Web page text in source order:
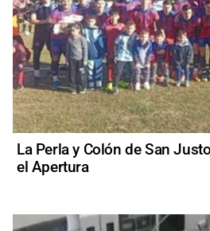
La Perla y Colón de San
el Apertura